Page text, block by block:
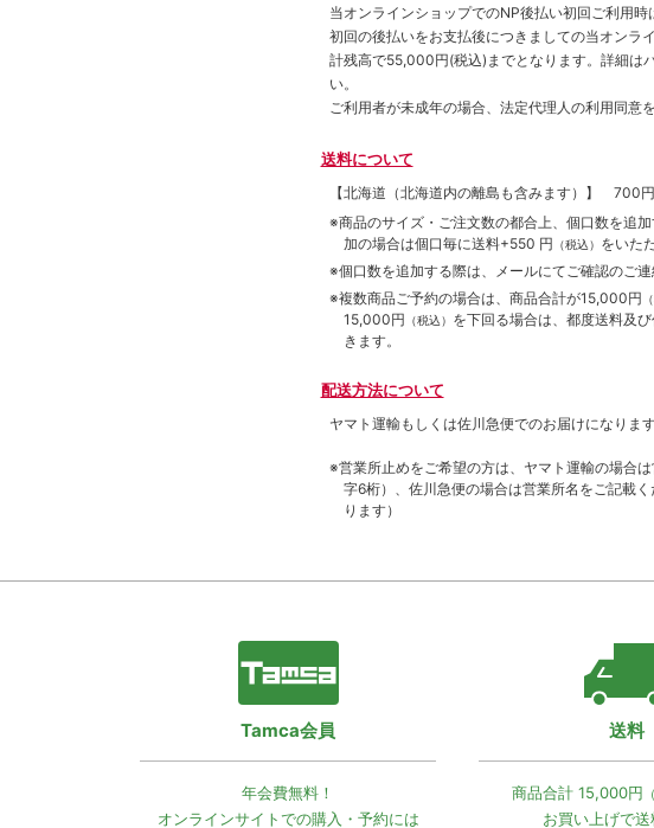
当オンラインショップでのNP後払い初回ご利用
初回の後払いをお支払後につきましての当オンラ
計残高で55,000円(税込)までとなります。詳細は
い。
ご利用者が未成年の場合、法定代理人の利用同意
送料について
【北海道（北海道内の離島も含みます）】 700円
※商品のサイズ・ご注文数の都合上、個口数を追
加の場合は個口毎に送料+550 円 （税込） をいた
※個口数を追加する際は、メールにてご確認のご連
※複数商品ご予約の場合は、商品合計が15,000円
15,000円 （税込） を下回る場合は、都度送料及
きます。
配送方法について
ヤマト運輸もしくは佐川急便でのお届けになります
※営業所止めをご希望の方は、ヤマト運輸の場合
字6桁）、佐川急便の場合は営業所名をご記載
ります）
Tamca会員
年会費無料！
オンラインサイトでの購入・予約には
送料
商品合計 15,000円
お買い上げで送